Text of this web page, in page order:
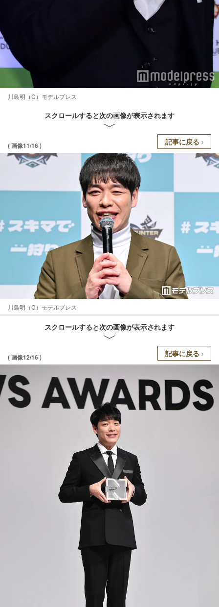
川島明（C）モデルプレス
スクロールすると次の画像が表示されます
( 画像11/16 ) 記事に戻る
川島明（C）モデルプレス
スクロールすると次の画像が表示されます
( 画像12/16 ) 記事に戻る